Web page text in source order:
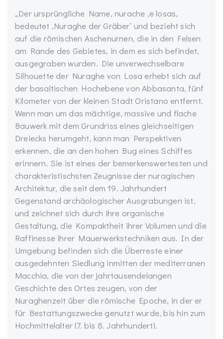
„Der ursprüngliche Name, nurache ‚e losas,
bedeutet ‚Nuraghe der Gräber‘ und bezieht sich
auf die römischen Aschenurnen, die in den Felsen
am Rande des Gebietes, in dem es sich befindet,
ausgegraben wurden. Die unverwechselbare
Silhouette der Nuraghe von Losa erhebt sich auf
der basaltischen Hochebenevon Abbasanta, fünf
Kilometer von der kleinen Stadt Oristano entfernt.
Wenn man um das mächtige, massive und flache
Bauwerk mit dem Grundriss eines gleichseitigen
Dreiecks herumgeht, kann man Perspektiven
erkennen, die an den hohen Bug eines Schiffes
erinnern. Sie ist eines der bemerkenswertesten und
charakteristischsten Zeugnisse der nuragischen
Architektur, die seit dem 19. Jahrhundert
Gegenstand archäologischer Ausgrabungen ist,
und zeichnet sich durch ihre organische
Gestaltung, die Kompaktheit ihrer Volumen und die
Raffinesse ihrer Mauerwerkstechniken aus. In der
Umgebung befinden sich die Überreste einer
ausgedehnten Siedlung inmitten der mediterranen
Macchia, die von der jahrtausendelangen
Geschichte des Ortes zeugen, von der
Nuraghenzeit über die römische Epoche, in der er
für Bestattungszwecke genutzt wurde, bis hin zum
Hochmittelalter (7. bis 8. Jahrhundert).